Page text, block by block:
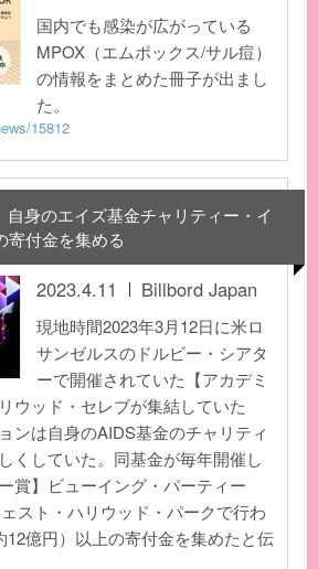
国内でも感染が広がっている
MPOX（エムポックス/サル痘）
の情報をまとめた冊子が出まし
た。
15812
自身のエイズ基金チャリティー・イ
寄付金を集める
2023.4.11 Billbord Japan
現地時間2023年3月12日に米ロ
サンゼルスのドルビー・シアタ
ーで開催されていた【アカデミ
ウッド・セレブが集結していた
ンは自身のAIDS基金のチャリティ
くしていた。同基金が毎年開催し
賞】ビューイング・パーティー
スト・ハリウッド・パークで行わ
12億円）以上の寄付金を集めたと伝